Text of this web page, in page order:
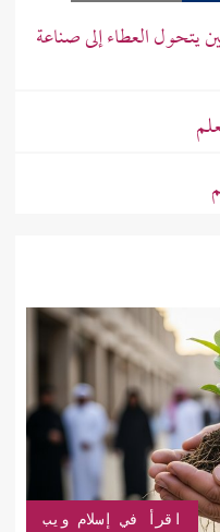
يتحول العطاء إلى صناعة
اقرأ في إسلام ويب